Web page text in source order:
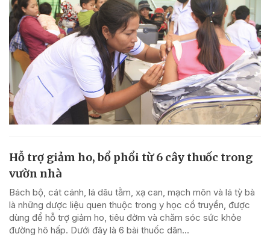
Hỗ trợ giảm ho, bổ phổi từ 6 cây thuốc trong
vườn nhà
Bách bộ, cát cánh, lá dâu tằm, xạ can, mạch môn và lá tỳ bà
là những dược liệu quen thuộc trong y học cổ truyền, được
dùng để hỗ trợ giảm ho, tiêu đờm và chăm sóc sức khỏe
đường hô hấp. Dưới đây là 6 bài thuốc dân...